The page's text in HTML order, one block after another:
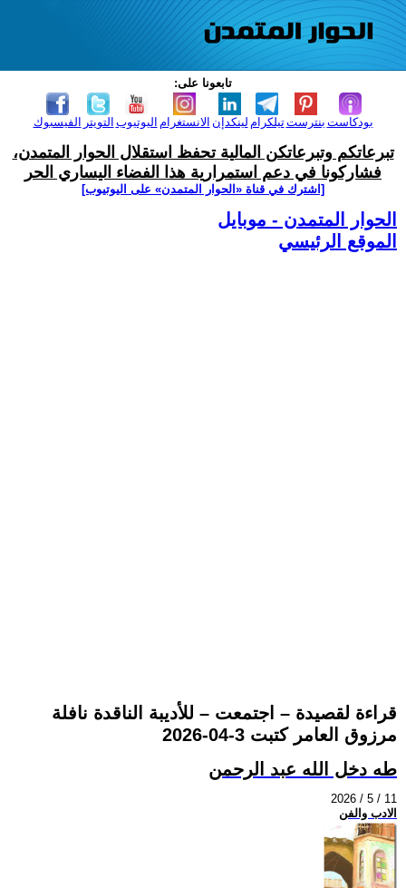
تابعونا على:
الفيسبوك التويتر اليوتيوب الانستغرام لينكدإن تيلكرامبنترست بودكاست
تبرعاتكم وتبرعاتكن المالية تحفظ استقلال الحوار المتمدن،
فشاركونا في دعم استمرارية هذا الفضاء اليساري الحر
[اشترك في قناة ‫«الحوار المتمدن» على اليوتيوب]
الحوار المتمدن - موبايل
الموقع الرئيسي
قراءة لقصيدة – اجتمعت – للأديبة الناقدة نافلة
مرزوق العامر كتبت 3-04-2026
طه دخل الله عبد الرحمن
2026 / 5 / 11
الادب والفن